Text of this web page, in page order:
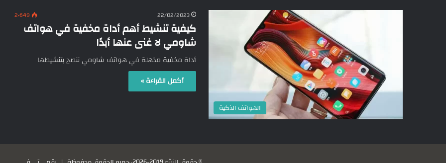
الهواتف الذكية
22/02/2023 2٬649
كيفية تنشيط أهم أداة مخفية في هواتف
شاومي لا غنى عنها أبدًا
أداة مخفية مذهلة في هواتف شاومي ننصح بتنشيطها
أكمل القراءة »